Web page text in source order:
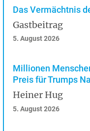
Das Vermächtnis
Gastbeitrag
5. August 2026
Millionen
Preis für Trumps
Heiner Hug
5. August 2026